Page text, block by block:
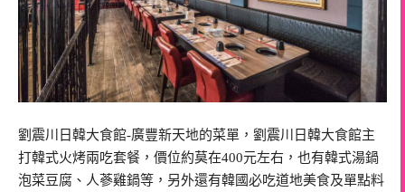
劉震川日韓大食館-廣豐新天地的菜單，劉震川日韓大食館主
打韓式火烤兩吃套餐，價位約莫在400元左右，也有韓式湯鍋
泡菜豆腐、人蔘雞鍋等，另外還有韓國必吃道地美食及單點料